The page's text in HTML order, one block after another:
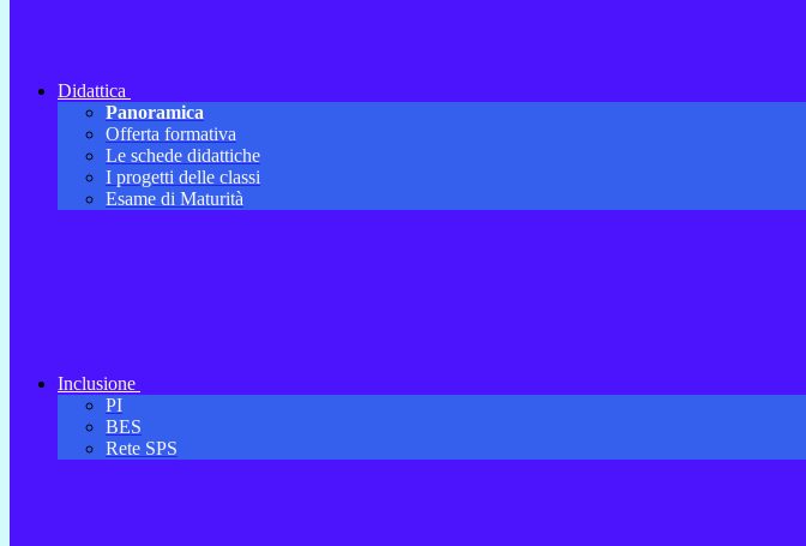
Didattica
Panoramica
Offerta formativa
Le schede didattiche
I progetti delle classi
Esame di Maturità
Inclusione
PI
BES
Rete SPS